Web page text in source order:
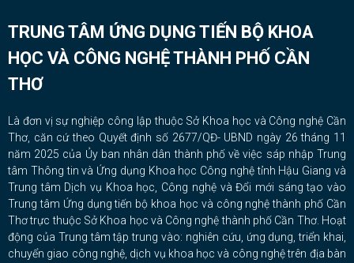
TRUNG TÂM ỨNG DỤNG TIẾN BỘ KHOA
HỌC VÀ CÔNG NGHỆ THÀNH PHỐ CẦN
THƠ
Là đơn vị sự nghiệp công lập thuộc Sở Khoa học và Công nghệ Cần
Thơ, căn cứ theo Quyết định số 2677/QĐ- UBND ngày 26 tháng 11
năm 2025 của Ủy ban nhân dân thành phố về việc sáp nhập Trung
tâm Thông tin và Ứng dụng Khoa học Công nghệ tỉnh Hậu Giang và
Trung tâm Dịch vụ Khoa học, Công nghệ và Đổi mới sáng tạo vào
Trung tâm Ứng dụng tiến bộ khoa học và công nghệ thành phố Cần
Thơ trực thuộc Sở Khoa học và Công nghệ thành phố Cần Thơ. Hoạt
động của Trung tâm tập trung vào: nghiên cứu, ứng dụng, triển khai,
chuyển giao công nghệ, dịch vụ khoa học và công nghệ trên địa bàn